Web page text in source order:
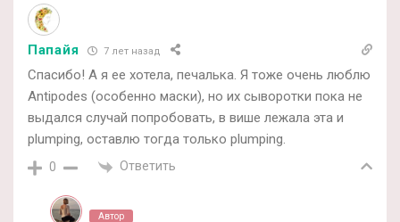
Папайя 7 лет назад
Спасибо! А я ее хотела, печалька. Я тоже очень люблю
Antipodes (особенно маски), но их сыворотки пока не
выдался случай попробовать, в више лежала эта и
plumping, оставлю тогда только plumping.
0 Ответить
Автор